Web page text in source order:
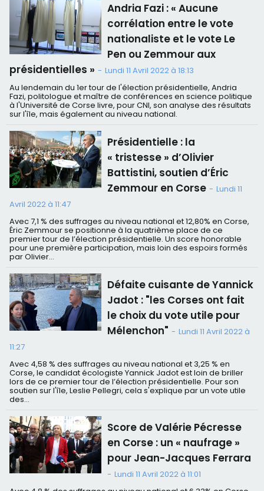
Andria Fazi : « Aucune
corrélation entre le vote
nationaliste et le vote Le
Pen ou Zemmour aux
présidentielles » - Lundi 11 Avril 2022 à 18:13
Au lendemain du 1er tour de l'élection présidentielle, Andria
Fazi, politologue et maître de conférences en science politique
à l'Université de Corse livre, pour CNI, son analyse des résultats
sur l'île, mais également au niveau national.
Présidentielle : la
« tristesse » d’Olivier
Battistini, soutien d’Éric
Zemmour en Corse - Lundi 11
Avril 2022 à 11:47
Avec 7,1 % des suffrages au niveau national et 12,80% en Corse,
Éric Zemmour se positionne à la quatrième place de ce
premier tour de l’élection présidentielle. Un score honorable
pour une première participation, mais loin des espoirs formés
par Olivier...
Défaite cuisante de Yannick
Jadot : "les Corses ont fait
le choix du vote utile pour
Mélenchon" - Lundi 11 Avril 2022 à
11:27
Avec 4,58 % des suffrages au niveau national et 3,25 % en
Corse, le candidat écologiste Yannick Jadot est loin de briller
lors de ce premier tour de l’élection présidentielle. Pour son
soutien sur l'île, Leslie Pellegri, cela s'explique par un vote utile
des...
Score de Valérie Pécresse
en Corse : un « naufrage »
pour Jean-Jacques Ferrara
- Lundi 11 Avril 2022 à 11:01